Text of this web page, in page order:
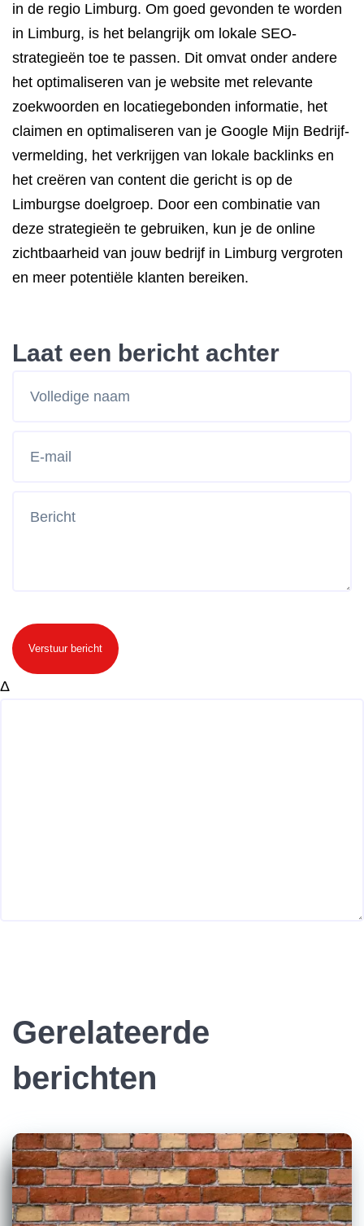
in de regio Limburg. Om goed gevonden te worden
in Limburg, is het belangrijk om lokale SEO-
strategieën toe te passen. Dit omvat onder andere
het optimaliseren van je website met relevante
zoekwoorden en locatiegebonden informatie, het
claimen en optimaliseren van je Google Mijn Bedrijf-
vermelding, het verkrijgen van lokale backlinks en
het creëren van content die gericht is op de
Limburgse doelgroep. Door een combinatie van
deze strategieën te gebruiken, kun je de online
zichtbaarheid van jouw bedrijf in Limburg vergroten
en meer potentiële klanten bereiken.
Laat een bericht achter
Verstuur bericht
Δ
Gerelateerde
berichten